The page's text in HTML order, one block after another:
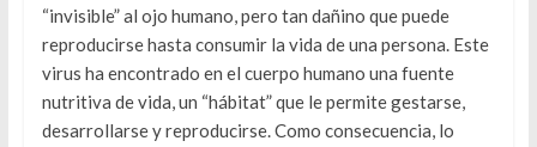
“invisible” al ojo humano, pero tan dañino que puede
reproducirse hasta consumir la vida de una persona. Este
virus ha encontrado en el cuerpo humano una fuente
nutritiva de vida, un “hábitat” que le permite gestarse,
desarrollarse y reproducirse. Como consecuencia, lo